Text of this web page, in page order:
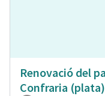
Renovació del
Confraria (plata)